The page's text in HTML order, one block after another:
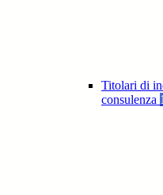
Titolari di
consulenza